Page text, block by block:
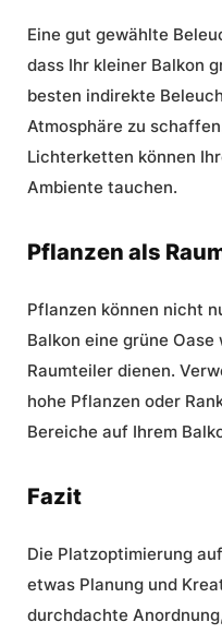
Eine gut gewählte
dass Ihr kleiner Balkon
besten indirekte
Atmosphäre zu
Lichterketten können
Ambiente tauchen.
Pflanzen als
Pflanzen können nicht
Balkon eine grüne
Raumteiler dienen.
hohe Pflanzen oder
Bereiche auf Ihrem
Fazit
Die Platzoptimierung
etwas Planung und
durchdachte